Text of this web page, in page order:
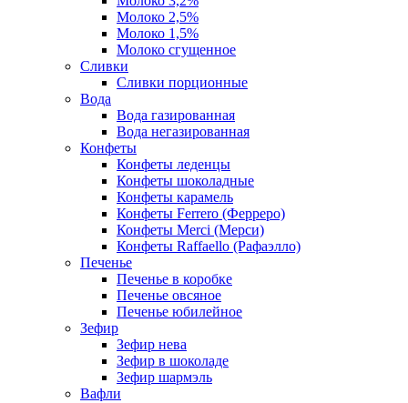
Молоко 2,5%
Молоко 1,5%
Молоко сгущенное
Сливки
Сливки порционные
Вода
Вода газированная
Вода негазированная
Конфеты
Конфеты леденцы
Конфеты шоколадные
Конфеты карамель
Конфеты Ferrero (Ферреро)
Конфеты Merci (Мерси)
Конфеты Raffaello (Рафаэлло)
Печенье
Печенье в коробке
Печенье овсяное
Печенье юбилейное
Зефир
Зефир нева
Зефир в шоколаде
Зефир шармэль
Вафли